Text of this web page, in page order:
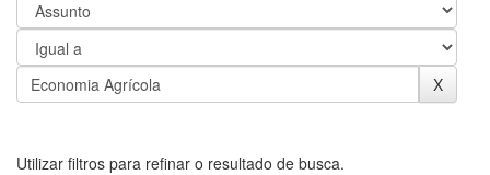
Utilizar filtros para refinar o resultado de busca.